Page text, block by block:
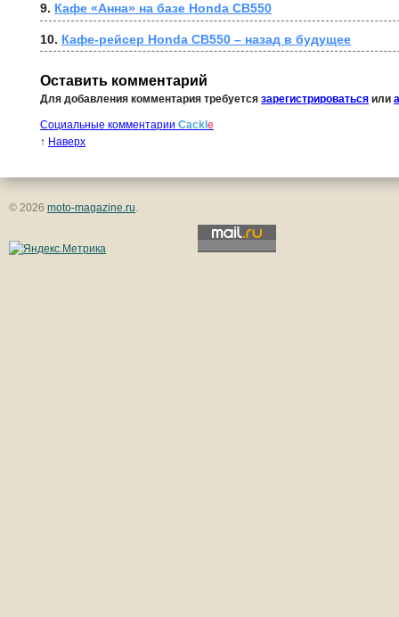
9. Кафе «Анна» на базе Honda CB550
10. Кафе-рейсер Honda CB550 – назад в будущее
Оставить комментарий
Для добавления комментария требуется зарегистрироваться или
Социальные комментарии Cackle
↑ Наверх
© 2026 moto-magazine.ru